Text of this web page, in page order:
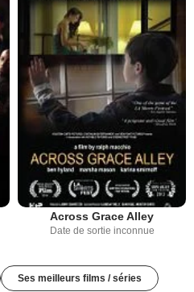
Across Grace Alley
Date de sortie inconnue
Ses meilleurs films / séries